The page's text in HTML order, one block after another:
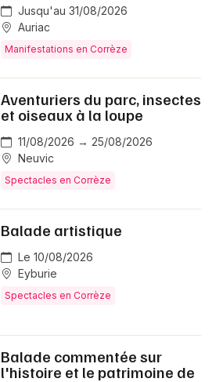
Jusqu'au 31/08/2026
Auriac
Manifestations en Corrèze
Aventuriers du parc, insectes
et oiseaux à la loupe
11/08/2026 → 25/08/2026
Neuvic
Spectacles en Corrèze
Balade artistique
Le 10/08/2026
Eyburie
Spectacles en Corrèze
Balade commentée sur
l'histoire et le patrimoine de